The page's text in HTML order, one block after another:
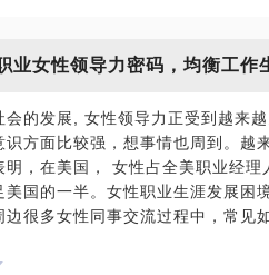
业女性领导力密码，均衡工作
会的发展, 女性领导力正受到越来
识方面比较强，想事情也周到。越
明，在美国， 女性占全美职业经
美国的一半。女性职业生涯发展困
边很多女性同事交流过程中，常见
同样的努力，获得同样的业绩，